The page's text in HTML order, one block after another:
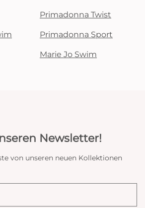
Primadonna Twist
Primadonna Sport
Marie Jo Swim
Newsletter!
von unseren neuen Kollektionen